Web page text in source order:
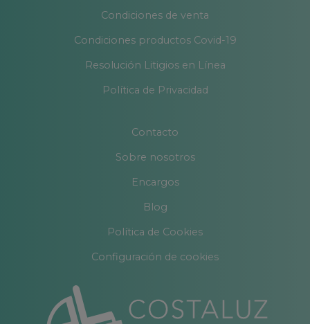
Condiciones de venta
Condiciones productos Covid-19
Resolución Litigios en Línea
Política de Privacidad
Contacto
Sobre nosotros
Encargos
Blog
Política de Cookies
Configuración de cookies